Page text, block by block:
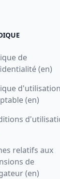
de
(en)
d'utilisation
(en)
relatifs aux
de
(en)